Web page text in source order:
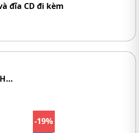
đĩa CD đi kèm
-19%